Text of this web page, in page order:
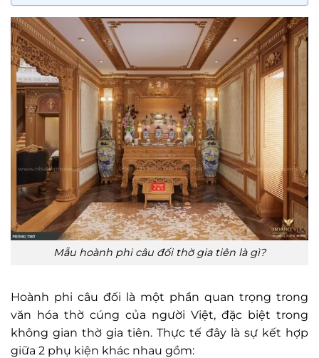
Mẫu hoành phi câu đối thờ gia tiên là gì?
Hoành phi câu đối là một phần quan trọng trong
văn hóa thờ cúng của người Việt, đặc biệt trong
không gian thờ gia tiên. Thực tế đây là sự kết hợp
giữa 2 phụ kiện khác nhau gồm: